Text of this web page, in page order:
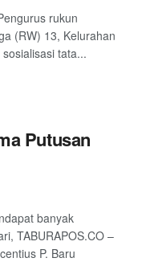
rukun
(RW) 13, Kelurahan
tata...
Putusan
banyak
TABURAPOS.CO –
P. Baru